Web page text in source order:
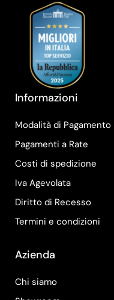
Informazioni
Modalità di Pagamento
Pagamenti a Rate
Costi di spedizione
Iva Agevolata
Diritto di Recesso
Termini e condizioni
Azienda
Chi siamo